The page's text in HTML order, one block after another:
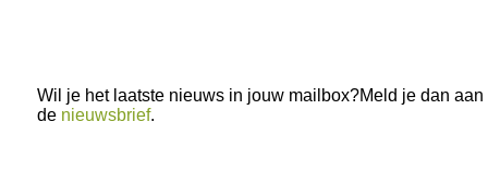
Wil je het laatste nieuws in jouw mailbox?Meld je dan aan
de nieuwsbrief.